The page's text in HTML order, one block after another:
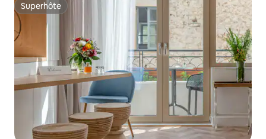
Superhôte
Superhôte